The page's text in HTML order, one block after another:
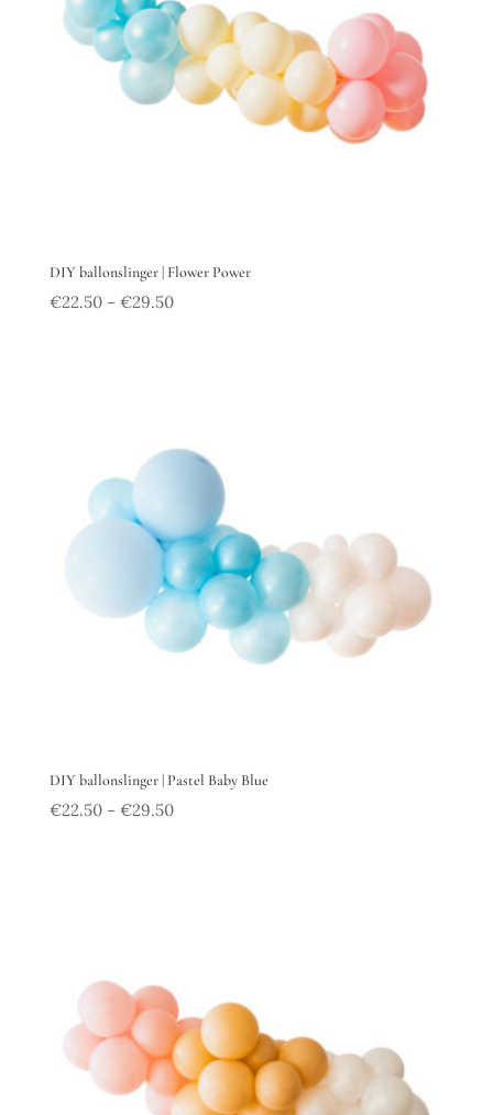
DIY ballonslinger | Flower Power
€22.50– €29.50
DIY ballonslinger | Pastel Baby Blue
€22.50– €29.50